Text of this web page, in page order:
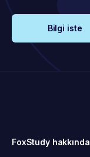
Bilgi iste
FoxStudy hakkında